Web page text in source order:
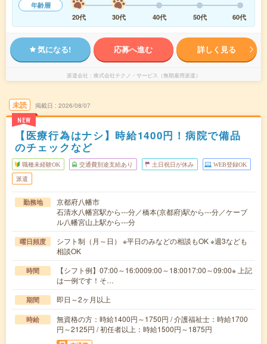
年齢層
20代
30代 40代 50代 60代
気になる! 応募へ進む 詳しく見る
派遣会社 株式会社テクノ・サービス（無期雇用派遣）
未読
NEW
掲載日 2026/08/07
【医療行為はナシ】時給1400円！病院で備品
のチェックなど
職種未経験OK 交通費別途支給あり 土日祝日が休み WEB登録OK
派遣
勤務地
京都府八幡市
石清水八幡宮駅から---分／橋本(京都府)駅から---分／ケーブ
ル八幡宮山上駅から---分
曜日頻度
シフト制（月～日） ※平日のみなどの相談もOK ※週3なども
相談OK
時間
【シフト例】07:00～16:0009:00～18:0017:00～09:00※ 上記
は一例です！そ…
期間 即日～2ヶ月以上
時給
無資格の方：時給1400円～1750円 / 介護福祉士：時給1700
円～2125円 / 初任者以上：時給1500円～1875円